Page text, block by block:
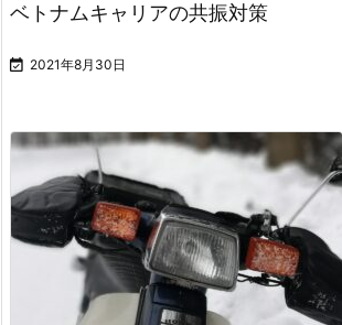
ベトナムキャリアの共振対策
 2021年8月30日